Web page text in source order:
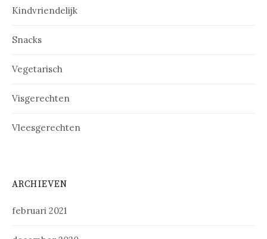
Kindvriendelijk
Snacks
Vegetarisch
Visgerechten
Vleesgerechten
ARCHIEVEN
februari 2021